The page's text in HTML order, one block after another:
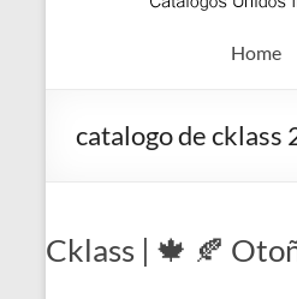
las
Home
catalogo de cklass
Cklass | 🍁 🍂